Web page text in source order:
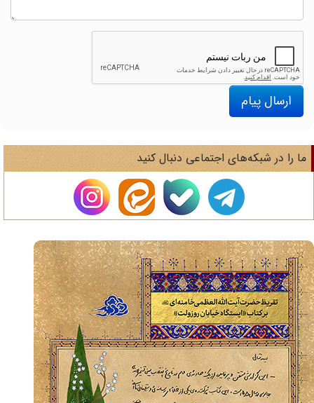
ارسال پیام
را در شبکه‌های اجتماعی دنبال کنید